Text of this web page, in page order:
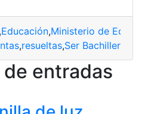
,Educación,Ministerio de
,resueltas,Ser Bachiller
entradas